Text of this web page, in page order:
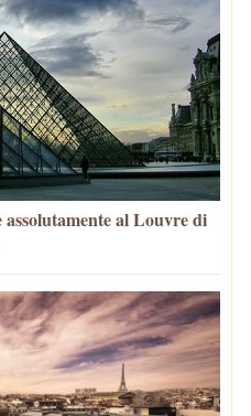
assolutamente al Louvre di